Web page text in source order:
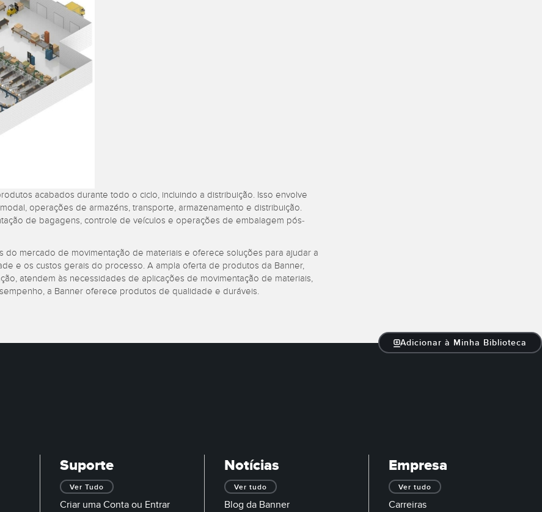
Monitoring
(OEE)
RELACIONADOS
acabados durante todo o ciclo, incluindo a distribuição. Isso envolve
operações de armazéns, transporte, armazenamento e distribuição.
de bagagens, controle de veículos e operações de embalagem pós-
mercado de movimentação de materiais e oferece soluções para ajudar a
e os custos gerais do processo. A ampla oferta de produtos da Banner,
atendem às necessidades de aplicações de movimentação de materiais,
a Banner oferece produtos de qualidade e duráveis.
Adicionar à Minha Biblioteca
Suporte
Ver Tudo
Criar uma Conta ou Entrar
Notícias
Ver tudo
Blog da Banner
Empresa
Ver tudo
Carreiras